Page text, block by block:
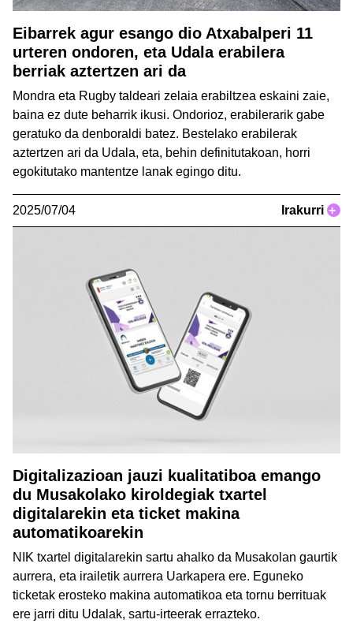
Eibarrek agur esango dio Atxabalperi 11
urteren ondoren, eta Udala erabilera
berriak aztertzen ari da
Mondra eta Rugby taldeari zelaia erabiltzea eskaini zaie,
baina ez dute beharrik ikusi. Ondorioz, erabilerarik gabe
geratuko da denboraldi batez. Bestelako erabilerak
aztertzen ari da Udala, eta, behin definitutakoan, horri
egokitutako mantentze lanak egingo ditu.
2025/07/04 Irakurri +
Digitalizazioan jauzi kualitatiboa emango
du Musakolako kiroldegiak txartel
digitalarekin eta ticket makina
automatikoarekin
NIK txartel digitalarekin sartu ahalko da Musakolan gaurtik
aurrera, eta irailetik aurrera Uarkapera ere. Eguneko
ticketak erosteko makina automatikoa eta tornu berrituak
ere jarri ditu Udalak, sartu-irteerak errazteko.